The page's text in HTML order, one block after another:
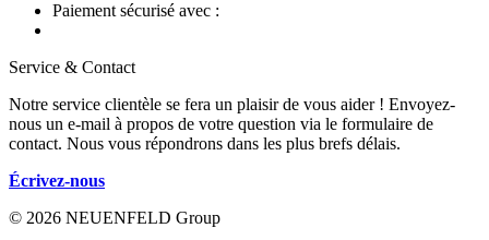
Paiement sécurisé avec :
Service & Contact
Notre service clientèle se fera un plaisir de vous aider ! Envoyez-
nous un e-mail à propos de votre question via le formulaire de
contact. Nous vous répondrons dans les plus brefs délais.
Écrivez-nous
© 2026 NEUENFELD Group